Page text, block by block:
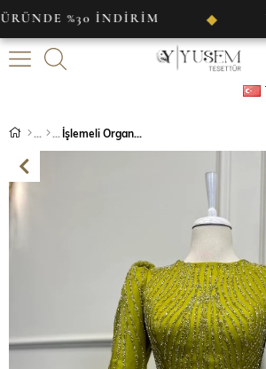
%30 İNDİRİM ◆ YUSEM
İşlemeli Organze Abiye Yağ Yeşili